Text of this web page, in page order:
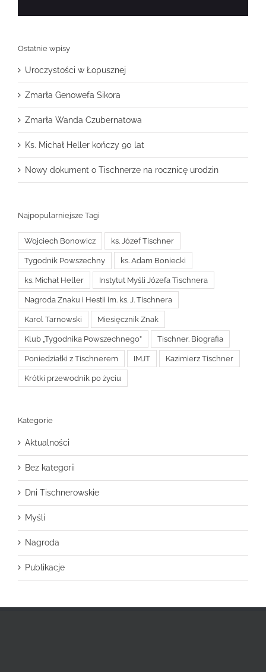
Ostatnie wpisy
Uroczystości w Łopusznej
Zmarła Genowefa Sikora
Zmarła Wanda Czubernatowa
Ks. Michał Heller kończy 90 lat
Nowy dokument o Tischnerze na rocznicę urodzin
Najpopularniejsze Tagi
Wojciech Bonowicz ks. Józef Tischner
Tygodnik Powszechny ks. Adam Boniecki
ks. Michał Heller Instytut Myśli Józefa Tischnera
Nagroda Znaku i Hestii im. ks. J. Tischnera
Karol Tarnowski Miesięcznik Znak
Klub „Tygodnika Powszechnego” Tischner. Biografia
Poniedziałki z Tischnerem IMJT Kazimierz Tischner
Krótki przewodnik po życiu
Kategorie
Aktualności
Bez kategorii
Dni Tischnerowskie
Myśli
Nagroda
Publikacje